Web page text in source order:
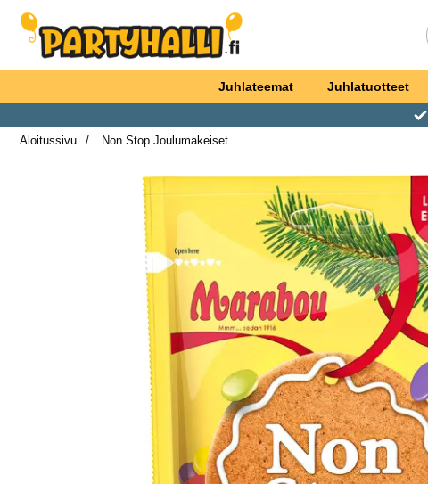
Ostoskori laajennettu Partyhallen AB
Juhlateemat Juhlatuotteet
Aloitussivu
Non Stop Joulumakeiset